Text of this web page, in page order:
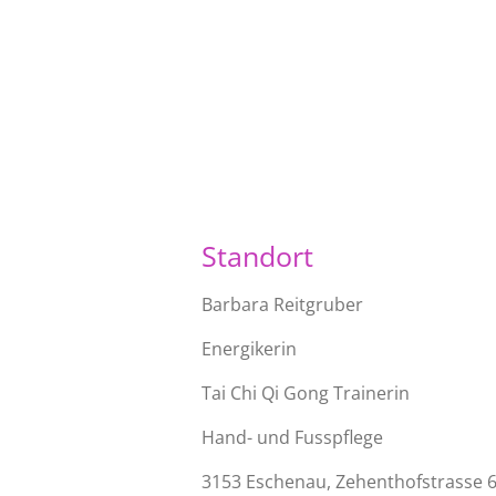
Standort
Barbara Reitgruber
Energikerin
Tai Chi Qi Gong Trainerin
Hand- und Fusspflege
3153 Eschenau, Zehenthofstrasse 6